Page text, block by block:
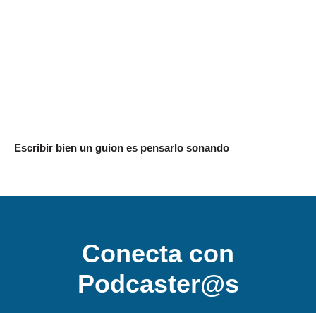
Escribir bien un guion es pensarlo sonando
Conecta con
Podcaster@s